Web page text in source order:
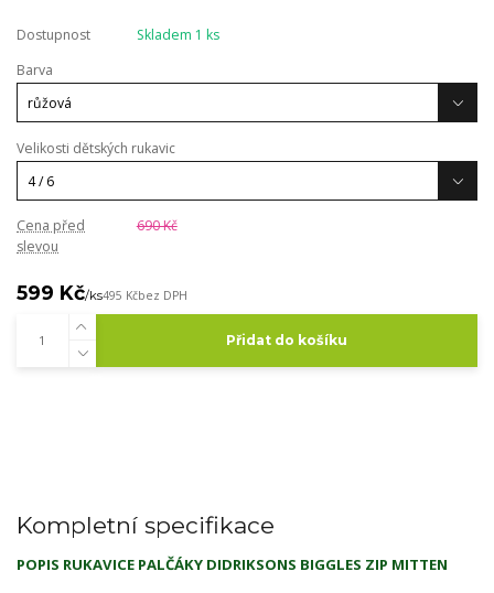
Dostupnost
Skladem 1 ks
Barva
Velikosti dětských rukavic
Cena před
slevou
690 Kč
599 Kč/ks495 Kčbez DPH
Přidat do košíku
Kompletní specifikace
POPIS RUKAVICE PALČÁKY DIDRIKSONS BIGGLES ZIP MITTEN